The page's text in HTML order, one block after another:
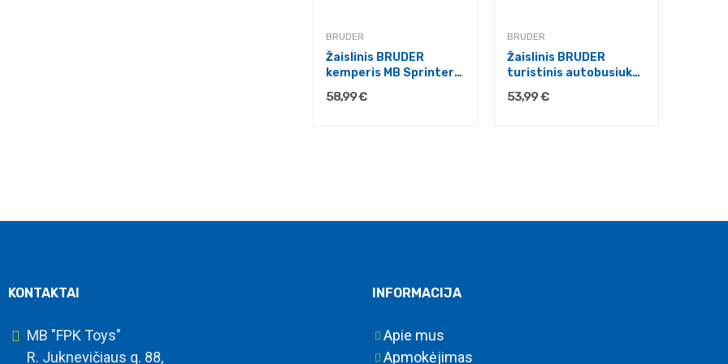
BRUDER
Žaislinis BRUDER
kemperis MB Sprinter
58,99 €
BRUDER
Žaislinis BRUDER
turistinis autobusiukas
53,99 €
KONTAKTAI
MB "FPK Toys"
R. Juknevičiaus g. 88,
INFORMACIJA
Apie mus
Apmokėjimas